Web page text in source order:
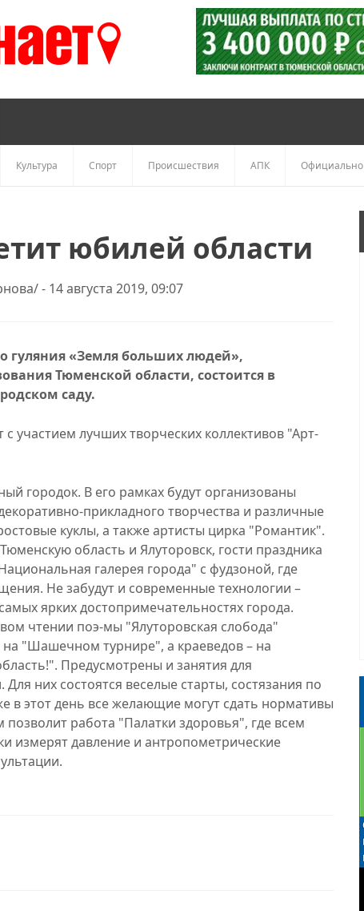
Культура Спорт Происшествия АПК Официально
юбилей области
- 14 августа 2019, 09:07
гуляния «Земля больших людей»,
Тюменской области, состоится в
саду.
участием лучших творческих коллективов "Арт-
городок. В его рамках будут организованы
прикладного творчества и различные
куклы, а также артисты цирка "Романтик".
область и Ялуторовск, гости праздника
галерея города" с фудзоной, где
Не забудут и современные технологии –
ярких достопримечательностях города.
чтении поэ-мы "Ялуторовская слобода"
на "Шашечном турнире", а краеведов – на
Предусмотрены и занятия для
них состоятся веселые старты, состязания по
в этот день все желающие могут сдать нормативы
работа "Палатки здоровья", где всем
измерят давление и антропометрические